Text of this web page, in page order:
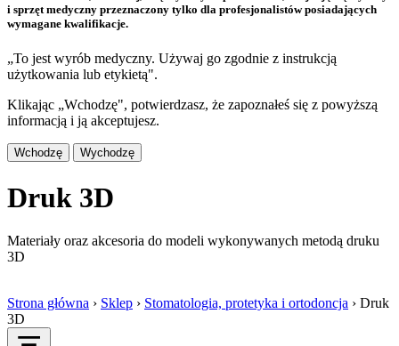
i sprzęt medyczny przeznaczony tylko dla profesjonalistów posiadających
wymagane kwalifikacje.
„To jest wyrób medyczny. Używaj go zgodnie z instrukcją
użytkowania lub etykietą".
Klikając „Wchodzę", potwierdzasz, że zapoznałeś się z powyższą
informacją i ją akceptujesz.
Wchodzę Wychodzę
Druk 3D
Materiały oraz akcesoria do modeli wykonywanych metodą druku
3D
Strona główna › Sklep › Stomatologia, protetyka i ortodoncja › Druk
3D